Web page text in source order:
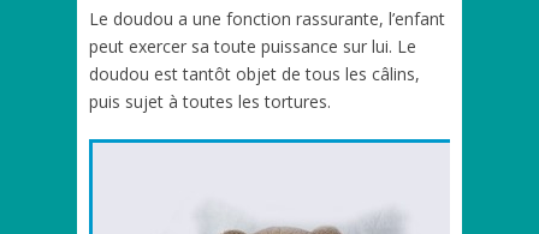
Le doudou a une fonction rassurante, l’enfant
peut exercer sa toute puissance sur lui. Le
doudou est tantôt objet de tous les câlins,
puis sujet à toutes les tortures.